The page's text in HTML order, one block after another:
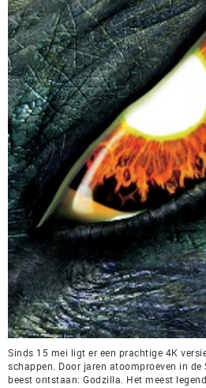
Sinds 15 mei ligt er een prachtige 4K
schappen. Door jaren atoomproeven in de
beest ontstaan: Godzilla. Het meest